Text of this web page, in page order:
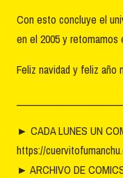
Con esto concluye el
en el 2005 y retomamos
Feliz navidad y feliz año
► CADA LUNES UN
https://
► ARCHIVO DE